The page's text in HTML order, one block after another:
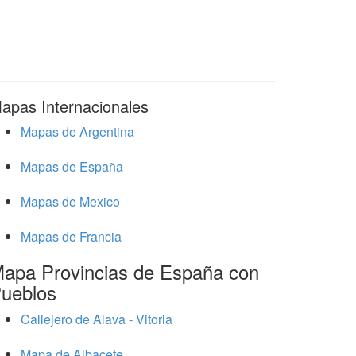
Internacionales
Mapas de Argentina
Mapas de España
Mapas de Mexico
Mapas de Francia
Provincias de España con
Callejero de Alava - Vitoria